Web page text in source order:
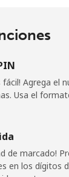
30
⁦$10⁩
665
⁦$10⁩
fácil! Agrega el
Usa el
de marcado!
en los dígitos